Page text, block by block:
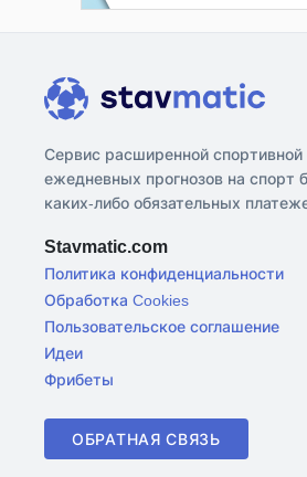
Сервис расширенной спортивной
ежедневных прогнозов на спорт
каких-либо обязательных
Stavmatic.com
Политика конфиденциальности
Обработка Cookies
Пользовательское соглашение
Идеи
Фрибеты
ОБРАТНАЯ СВЯЗЬ